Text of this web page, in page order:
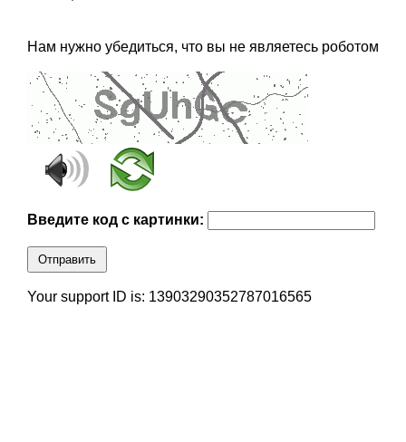
Нам нужно убедиться, что вы не являетесь роботом
Введите код с картинки:
Отправить
Your support ID is: 13903290352787016565